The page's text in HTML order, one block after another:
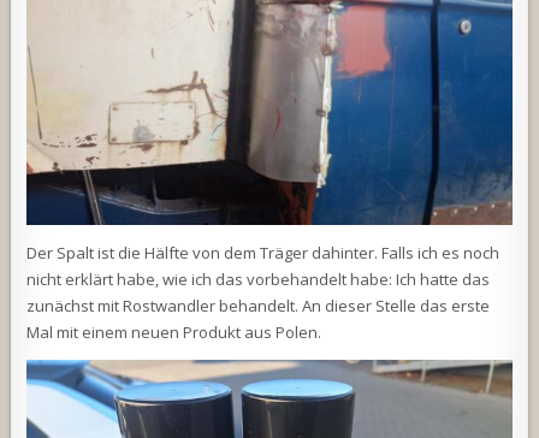
Der Spalt ist die Hälfte von dem Träger dahinter. Falls ich es noch
nicht erklärt habe, wie ich das vorbehandelt habe: Ich hatte das
zunächst mit Rostwandler behandelt. An dieser Stelle das erste
Mal mit einem neuen Produkt aus Polen.